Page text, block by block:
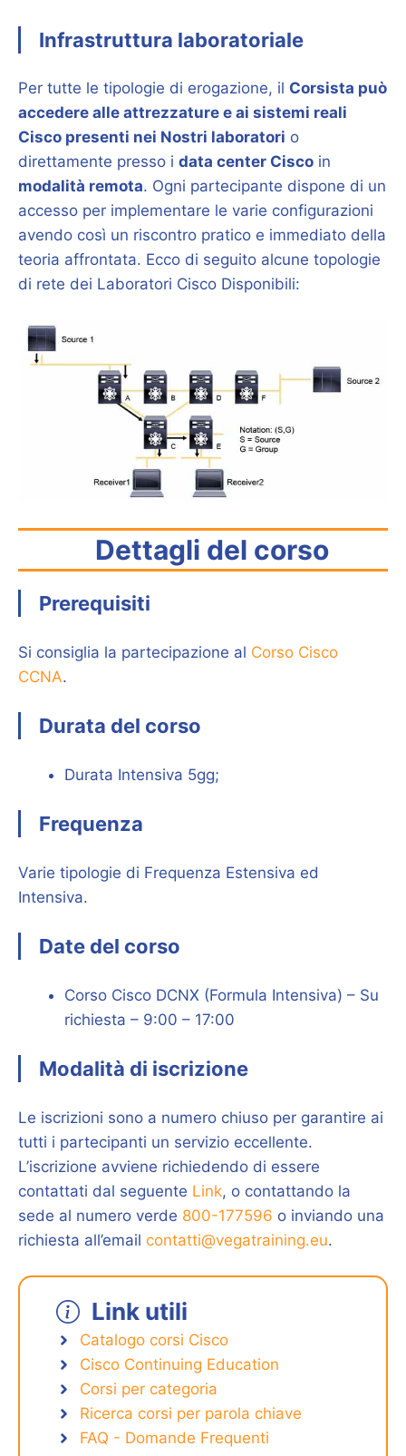
Infrastruttura laboratoriale
Per tutte le tipologie di erogazione, il Corsista può
accedere alle attrezzature e ai sistemi reali
Cisco presenti nei Nostri laboratori o
direttamente presso i data center Cisco in
modalità remota. Ogni partecipante dispone di un
accesso per implementare le varie configurazioni
avendo così un riscontro pratico e immediato della
teoria affrontata. Ecco di seguito alcune topologie
di rete dei Laboratori Cisco Disponibili:
Dettagli del corso
Prerequisiti
Si consiglia la partecipazione al Corso Cisco
CCNA.
Durata del corso
Durata Intensiva 5gg;
Frequenza
Varie tipologie di Frequenza Estensiva ed
Intensiva.
Date del corso
Corso Cisco DCNX (Formula Intensiva) – Su
richiesta – 9:00 – 17:00
Modalità di iscrizione
Le iscrizioni sono a numero chiuso per garantire ai
tutti i partecipanti un servizio eccellente.
L’iscrizione avviene richiedendo di essere
contattati dal seguente Link, o contattando la
sede al numero verde 800-177596 o inviando una
richiesta all’email contatti@vegatraining.eu.
Link utili
Catalogo corsi Cisco
Cisco Continuing Education
Corsi per categoria
Ricerca corsi per parola chiave
FAQ - Domande Frequenti